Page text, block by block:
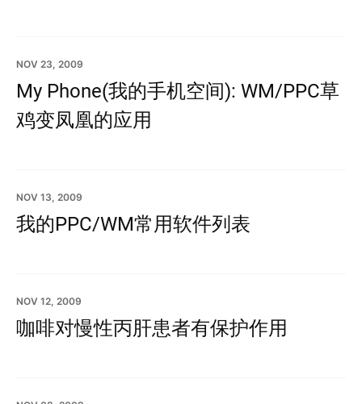
NOV 23, 2009
My Phone(我的手机空间): WM/PPC草
鸡变凤凰的应用
NOV 13, 2009
我的PPC/WM常用软件列表
NOV 12, 2009
咖啡对慢性丙肝患者有保护作用